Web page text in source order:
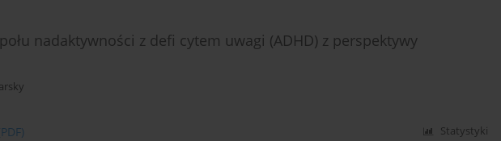
nadaktywności z defi cytem uwagi (ADHD) z perspektywy
Statystyki